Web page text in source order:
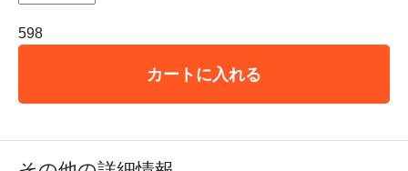
598
カートに入れる